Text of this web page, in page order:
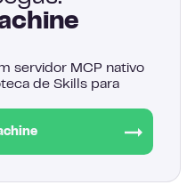
servidor MCP nativo
de Skills para